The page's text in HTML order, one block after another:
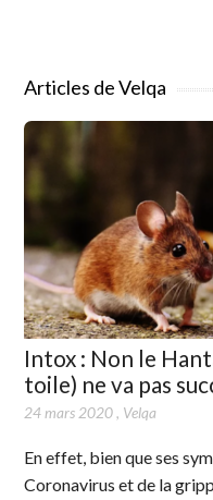
Articles de Velqa
Intox : Non le
toile) ne va pas
24 mars 2020, Velqa
En effet, bien que ses
Coronavirus et de la